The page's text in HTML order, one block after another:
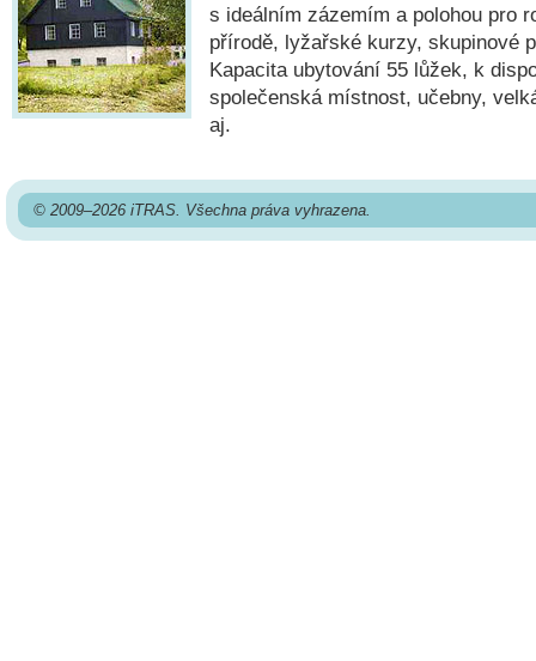
s ideálním zázemím a polohou pro
přírodě, lyžařské kurzy, skupinové
Kapacita ubytování 55 lůžek, k
společenská místnost, učebny,
aj.
© 2009–2026 iTRAS. Všechna práva vyhrazena.